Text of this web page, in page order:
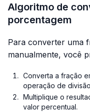
Algoritmo de
porcentagem
Para converter uma
manualmente, você
Converta a fração
operação de
Multiplique o
valor percentual.